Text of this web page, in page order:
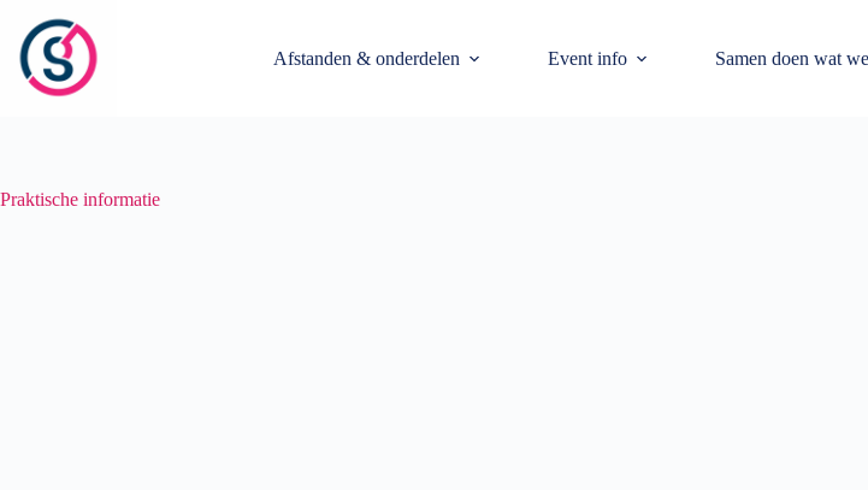
naar
inhoud
Afstanden & onderdelen Event info Samen doen wat
Praktische informatie